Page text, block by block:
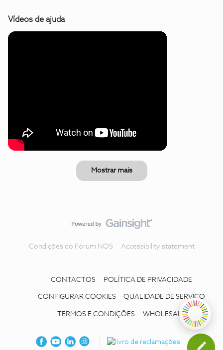
Vídeos de ajuda
Mostrar mais
Condições do Fórum NOS Accessibility statement
CONTACTOS POLÍTICA DE PRIVACIDADE
CONFIGURAR COOKIES QUALIDADE DE SERVIÇO
TERMOS E CONDIÇÕES WHOLESALE